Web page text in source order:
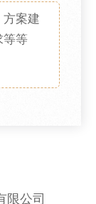
限公司